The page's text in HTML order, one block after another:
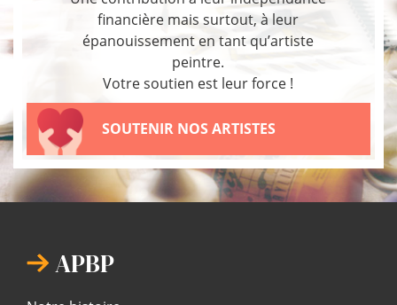
financière mais surtout, à leur
épanouissement en tant qu’artiste
peintre.
Votre soutien est leur force !
SOUTENIR NOS ARTISTES
APBP